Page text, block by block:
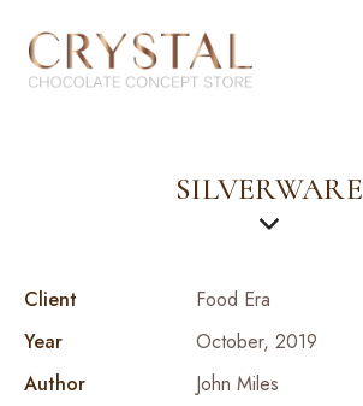
SILVERWARE
Client
Food Era
Year
October, 2019
Author
John Miles